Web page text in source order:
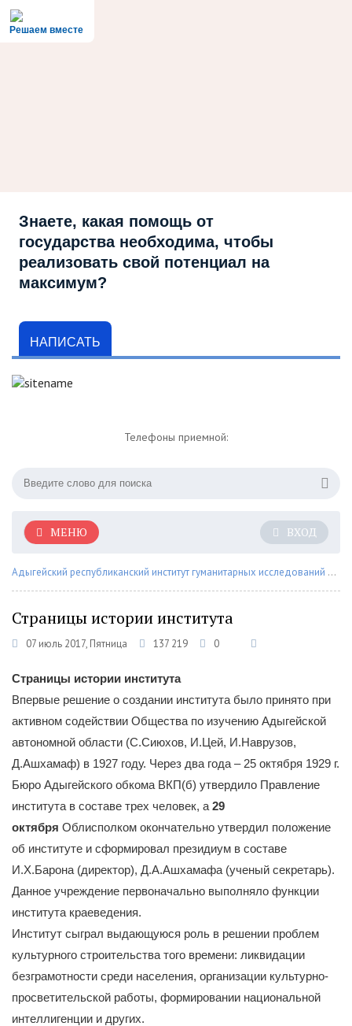
Решаем вместе
Знаете, какая помощь от
государства необходима, чтобы
реализовать свой потенциал на
максимум?
НАПИСАТЬ
Телефоны приемной:
ВХОД
МЕНЮ
Адыгейский республиканский институт гуманитарных исследований им. Т.М. Керашева
Страницы истории института
07 июль 2017, Пятница 137 219 0
Страницы истории института
Впервые решение о создании института было принято при
активном содействии Общества по изучению Адыгейской
автономной области (С.Сиюхов, И.Цей, И.Наврузов,
Д.Ашхамаф) в 1927 году. Через два года – 25 октября 1929 г.
Бюро Адыгейского обкома ВКП(б) утвердило Правление
института в составе трех человек, а 29
октября Облисполком окончательно утвердил положение
об институте и сформировал президиум в составе
И.Х.Барона (директор), Д.А.Ашхамафа (ученый секретарь).
Данное учреждение первоначально выполняло функции
института краеведения.
Институт сыграл выдающуюся роль в решении проблем
культурного строительства того времени: ликвидации
безграмотности среди населения, организации культурно-
просветительской работы, формировании национальной
интеллигенции и других.